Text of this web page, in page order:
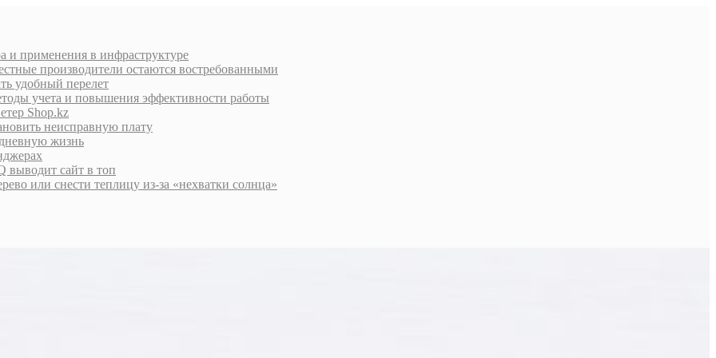
и применения в инфраструктуре
производители остаются востребованными
удобный перелет
учета и повышения эффективности работы
Shop.kz
неисправную плату
жизнь
выводит сайт в топ
или снести теплицу из-за «нехватки солнца»